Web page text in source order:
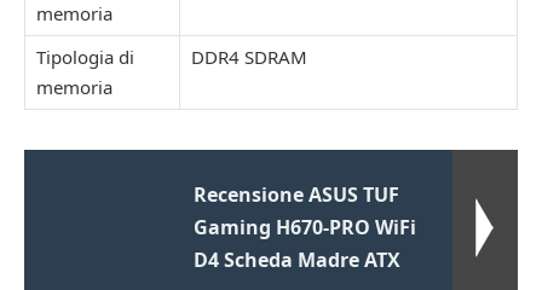
memoria
Tipologia di
memoria
DDR4 SDRAM
Recensione ASUS TUF
Gaming H670-PRO WiFi
D4 Scheda Madre ATX